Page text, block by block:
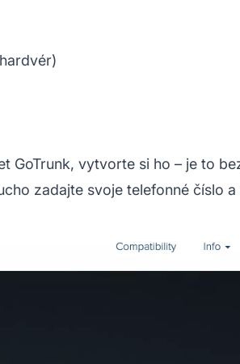
GoTrunk, vytvorte si ho – je to
zadajte svoje telefonné číslo